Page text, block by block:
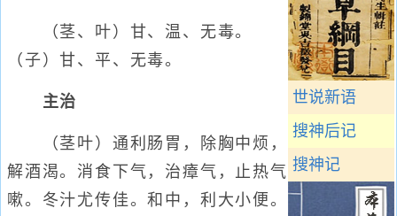
世说新语
搜神后记
搜神记
（茎、叶）甘、温、无毒。
（子）甘、平、无毒。
主治
（茎叶）通利肠胃，除胸中烦，
解酒渴。消食下气，治瘴气，止热气
嗽。冬汁尤传佳。和中，利大小便。